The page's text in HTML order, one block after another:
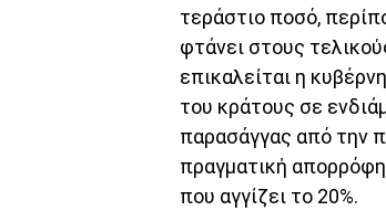
τεράστιο ποσό,
φτάνει στους
επικαλείται η
του κράτους σε
παρασάγγας από την
πραγματική
που αγγίζει το 20%.